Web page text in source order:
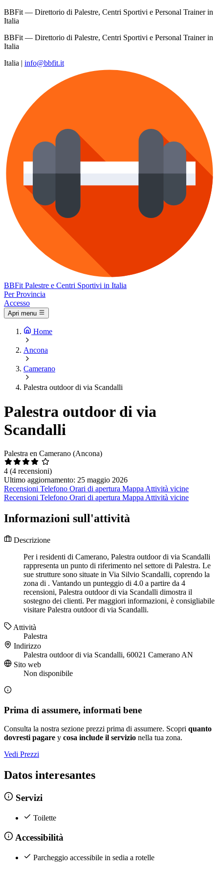
BBFit — Direttorio di Palestre, Centri Sportivi e Personal Trainer in
Italia
BBFit — Direttorio di Palestre, Centri Sportivi e Personal Trainer in
Italia
Italia | info@bbfit.it
BBFit Palestre e Centri Sportivi in Italia
Per Provincia
Accesso
Apri menu
Home
Ancona
Camerano
Palestra outdoor di via Scandalli
Palestra outdoor di via
Scandalli
Palestra en Camerano (Ancona)
4 (4 recensioni)
Ultimo aggiornamento: 25 maggio 2026
Recensioni Telefono Orari di apertura Mappa Attività vicine
Recensioni Telefono Orari di apertura Mappa Attività vicine
Informazioni sull'attività
Descrizione
Per i residenti di Camerano, Palestra outdoor di via Scandalli
rappresenta un punto di riferimento nel settore di Palestra. Le
sue strutture sono situate in Via Silvio Scandalli, coprendo la
zona di . Vantando un punteggio di 4.0 a partire da 4
recensioni, Palestra outdoor di via Scandalli dimostra il
sostegno dei clienti. Per maggiori informazioni, è consigliabile
visitare Palestra outdoor di via Scandalli.
Attività
Palestra
Indirizzo
Palestra outdoor di via Scandalli, 60021 Camerano AN
Sito web
Non disponibile
Prima di assumere, informati bene
Consulta la nostra sezione prezzi prima di assumere. Scopri quanto
dovresti pagare y cosa include il servizio nella tua zona.
Vedi Prezzi
Datos interesantes
Servizi
Toilette
Accessibilità
Parcheggio accessibile in sedia a rotelle